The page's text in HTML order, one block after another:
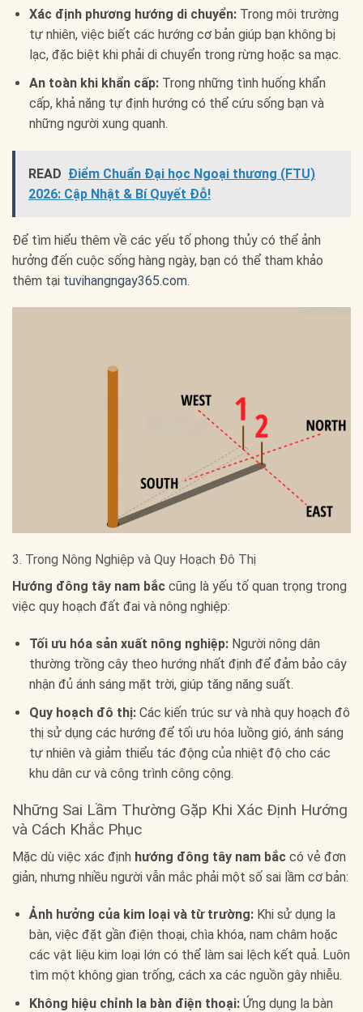
Xác định phương hướng di chuyển:Trong môi trường
tự nhiên, việc biết các hướng cơ bản giúp bạn không bị
lạc, đặc biệt khi phải di chuyển trong rừng hoặc sa mạc.
An toàn khi khẩn cấp:Trong những tình huống khẩn
cấp, khả năng tự định hướng có thể cứu sống bạn và
những người xung quanh.
READ Điểm Chuẩn Đại học Ngoại thương (FTU)
2026: Cập Nhật & Bí Quyết Đỗ!
Để tìm hiểu thêm về các yếu tố phong thủy có thể ảnh
hưởng đến cuộc sống hàng ngày, bạn có thể tham khảo
thêm tại tuvihangngay365.com.
3. Trong Nông Nghiệp và Quy Hoạch Đô Thị
Hướng đông tây nam bắc cũng là yếu tố quan trọng trong
việc quy hoạch đất đai và nông nghiệp:
Tối ưu hóa sản xuất nông nghiệp:Người nông dân
thường trồng cây theo hướng nhất định để đảm bảo cây
nhận đủ ánh sáng mặt trời, giúp tăng năng suất.
Quy hoạch đô thị:Các kiến trúc sư và nhà quy hoạch đô
thị sử dụng các hướng để tối ưu hóa luồng gió, ánh sáng
tự nhiên và giảm thiểu tác động của nhiệt độ cho các
khu dân cư và công trình công cộng.
Những Sai Lầm Thường Gặp Khi Xác Định Hướng
và Cách Khắc Phục
Mặc dù việc xác định hướng đông tây nam bắc có vẻ đơn
giản, nhưng nhiều người vẫn mắc phải một số sai lầm cơ bản:
Ảnh hưởng của kim loại và từ trường:Khi sử dụng la
bàn, việc đặt gần điện thoại, chìa khóa, nam châm hoặc
các vật liệu kim loại lớn có thể làm sai lệch kết quả. Luôn
tìm một không gian trống, cách xa các nguồn gây nhiễu.
Không hiệu chỉnh la bàn điện thoại:Ứng dụng la bàn